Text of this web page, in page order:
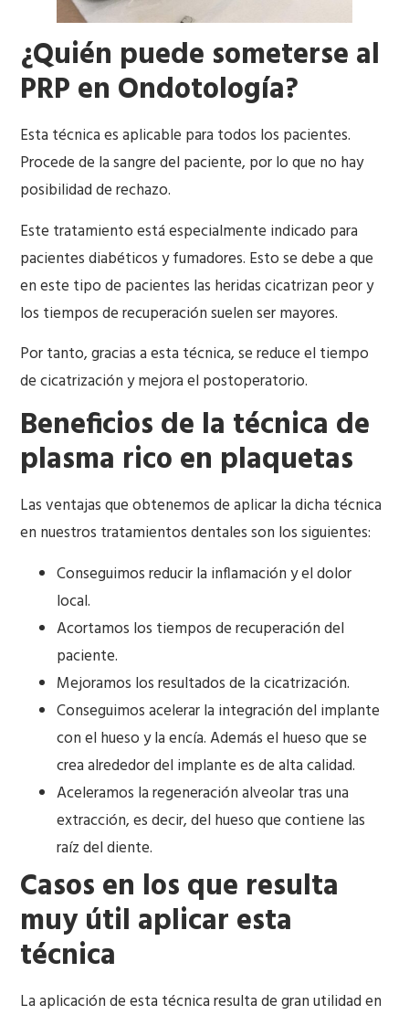
¿Quién puede someterse al
PRP en Ondotología?
Esta técnica es aplicable para todos los pacientes.
Procede de la sangre del paciente, por lo que no hay
posibilidad de rechazo.
Este tratamiento está especialmente indicado para
pacientes diabéticos y fumadores. Esto se debe a que
en este tipo de pacientes las heridas cicatrizan peor y
los tiempos de recuperación suelen ser mayores.
Por tanto, gracias a esta técnica, se reduce el tiempo
de cicatrización y mejora el postoperatorio.
Beneficios de la técnica de
plasma rico en plaquetas
Las ventajas que obtenemos de aplicar la dicha técnica
en nuestros tratamientos dentales son los siguientes:
Conseguimos reducir la inflamación y el dolor
local.
Acortamos los tiempos de recuperación del
paciente.
Mejoramos los resultados de la cicatrización.
Conseguimos acelerar la integración del implante
con el hueso y la encía. Además el hueso que se
crea alrededor del implante es de alta calidad.
Aceleramos la regeneración alveolar tras una
extracción, es decir, del hueso que contiene las
raíz del diente.
Casos en los que resulta
muy útil aplicar esta
técnica
La aplicación de esta técnica resulta de gran utilidad en